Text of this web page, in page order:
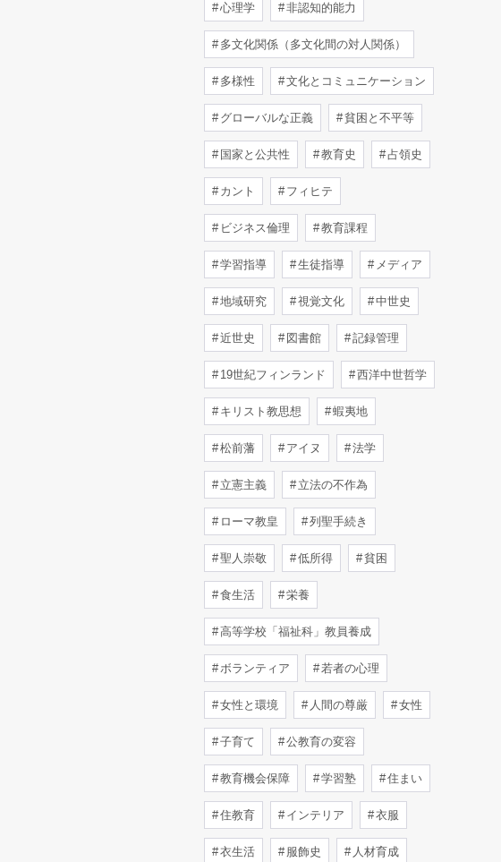
心理学 非認知的能力
多文化関係（多文化間の対人関係）
多様性 文化とコミュニケーション
グローバルな正義 貧困と不平等
国家と公共性 教育史 占領史
カント フィヒテ
ビジネス倫理 教育課程
学習指導 生徒指導 メディア
地域研究 視覚文化 中世史
近世史 図書館 記録管理
19世紀フィンランド 西洋中世哲学
キリスト教思想 蝦夷地
松前藩 アイヌ 法学
立憲主義 立法の不作為
ローマ教皇 列聖手続き
聖人崇敬 低所得 貧困
食生活 栄養
高等学校「福祉科」教員養成
ボランティア 若者の心理
女性と環境 人間の尊厳 女性
子育て 公教育の変容
教育機会保障 学習塾 住まい
住教育 インテリア 衣服
衣生活 服飾史 人材育成